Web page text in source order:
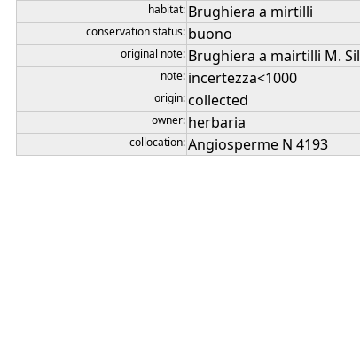
habitat: Brughiera a mirtilli
conservation status: buono
original note: Brughiera a mairtilli M.
note: incertezza<1000
origin:collected
owner: herbaria
collocation:Angiosperme N 4193